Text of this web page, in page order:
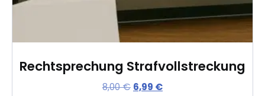
Rechtsprechung Strafvollstreckung
8,00€ Ursprünglicher
6,99 €Aktueller